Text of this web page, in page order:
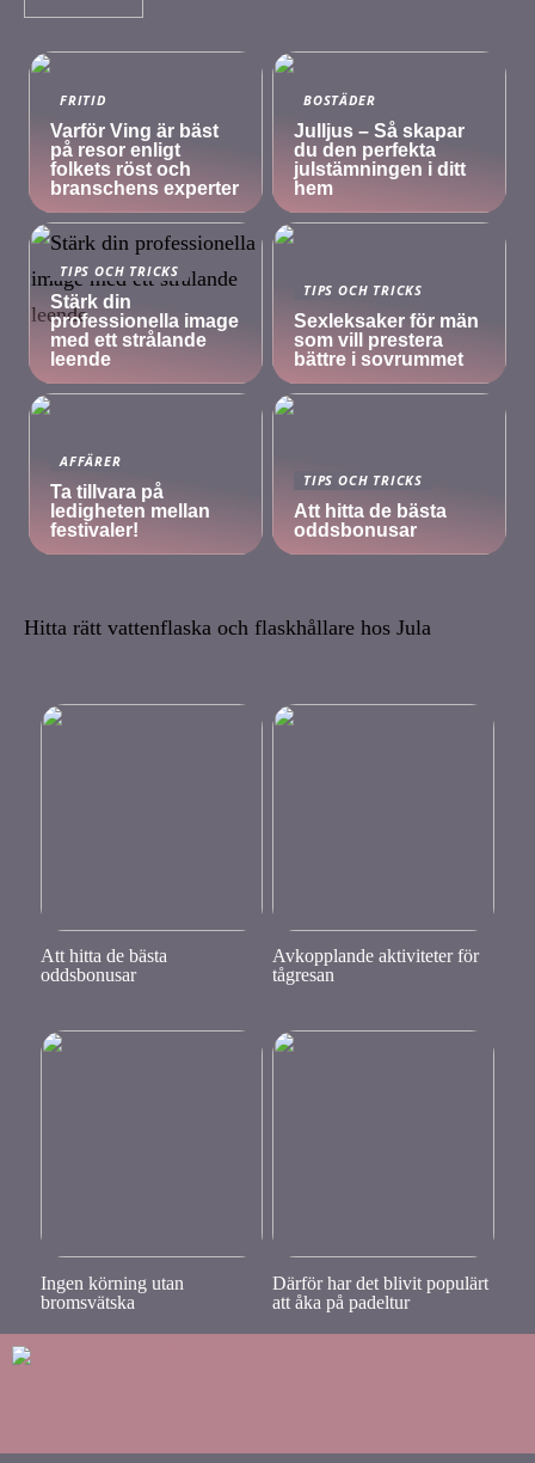
FRITID
Varför Ving är bäst
på resor enligt
folkets röst och
branschens experter
BOSTÄDER
Julljus – Så skapar
du den perfekta
julstämningen i ditt
hem
TIPS OCH TRICKS
Stärk din
professionella image
med ett strålande
leende
TIPS OCH TRICKS
Sexleksaker för män
som vill prestera
bättre i sovrummet
AFFÄRER
Ta tillvara på
ledigheten mellan
festivaler!
TIPS OCH TRICKS
Att hitta de bästa
oddsbonusar
Hitta rätt vattenflaska och flaskhållare hos Jula
Att hitta de bästa
oddsbonusar
Avkopplande aktiviteter för
tågresan
Ingen körning utan
bromsvätska
Därför har det blivit populärt
att åka på padeltur